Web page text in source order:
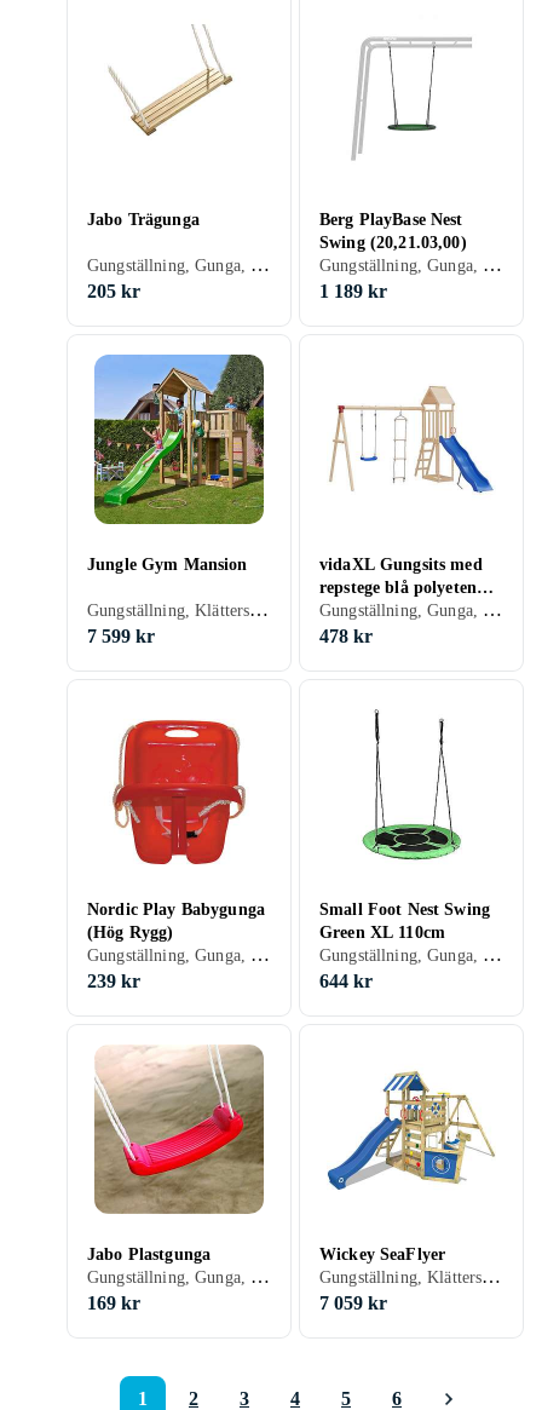
Jabo Trägunga
Gungställning, Gunga, Plast/Polyester, Trä, Gungsits
205 kr
Berg PlayBase Nest
Swing (20,21.03,00)
Gungställning, Gunga, Kompisgunga
1 189 kr
Jungle Gym Mansion
Gungställning, Klätterställning, Rutschkana, Lekstuga & Lektorn, Gunga, Trä
7 599 kr
vidaXL Gungsits med
repstege blå polyeten
91697
Gungställning, Gunga, Gungsits
478 kr
Nordic Play Babygunga
(Hög Rygg)
Gungställning, Gunga, Plast/Polyester, Trä, Babygunga
239 kr
Small Foot Nest Swing
Green XL 110cm
Gungställning, Gunga, Kompisgunga
644 kr
Jabo Plastgunga
Gungställning, Gunga, Plast/Polyester, Gungsits
169 kr
Wickey SeaFlyer
Gungställning, Klätterställning, Rutschkana, Lekstuga & Lektorn, Gunga, Trä
7 059 kr
1 2 3 4 5 6